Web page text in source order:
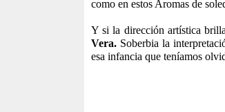
como en estos Aromas de
Y si la dirección artística
Vera. Soberbia la
esa infancia que teníamos